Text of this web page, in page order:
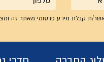
ת קבלת מידע פרסומי מאתר זה